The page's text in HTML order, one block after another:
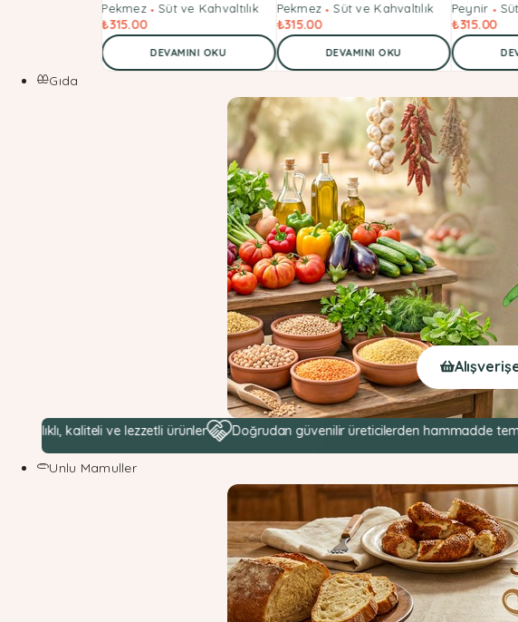
Pekmez Süt ve Kahvaltılık
₺315.00
DEVAMINI OKU
Pekmez Süt ve Kahvaltılık
₺315.00
DEVAMINI OKU
Peynir
₺315.00
Gıda
kaliteli ve lezzetli ürünler Doğrudan güvenilir üreticilerden hammadde temini
Unlu Mamuller